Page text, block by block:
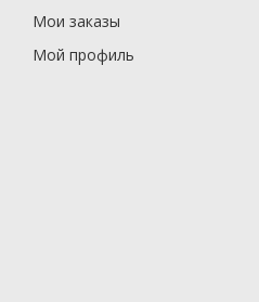
Мои заказы
Мой профиль